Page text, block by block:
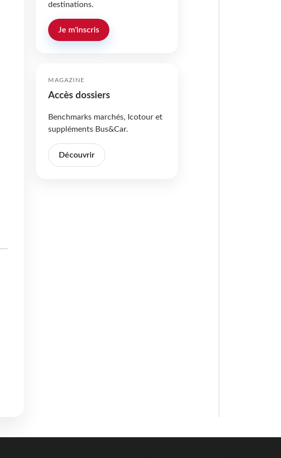
destinations.
Je m'inscris
MAGAZINE
Accès dossiers
Benchmarks marchés, Icotour et
suppléments Bus&Car.
Découvrir